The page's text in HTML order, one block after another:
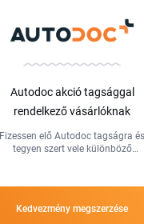
Autodoc akció tagsággal
rendelkező vásárlóknak
Fizessen elő Autodoc tagságra és
tegyen szert vele különböző
Kedvezmény megszerzése